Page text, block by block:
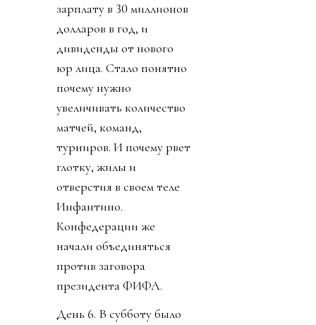
зарплату в 30 миллионов
долларов в год, и
дивиденды от нового
юр лица. Стало понятно
почему нужно
увеличивать количество
матчей, команд,
турниров. И почему рвет
глотку, жилы и
отверстия в своем теле
Инфантино.
Конфедерации же
начали объединяться
против заговора
президента ФИФА.
День 6. В субботу было